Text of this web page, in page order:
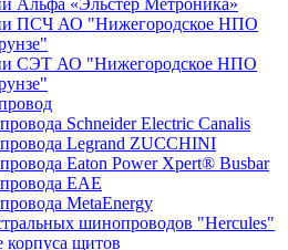
Альфа «Эльстер Метроника»
ПСЧ АО "Нижегородское НПО
СЭТ АО "Нижегородское НПО
Schneider Electric Canalis
Legrand ZUCCHINI
Eaton Power Xpert® Busbar
EAE
MetaEnergy
шинопроводов "Hercules"
корпуса щитов